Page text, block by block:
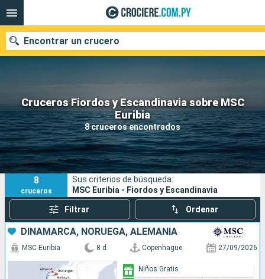
Cruceros Fiordos y Escandinavia sobre MSC
Euribia
8 cruceros encontrados
Encontrar un crucero
Nuestros destinos
Fecha de salida
Puertos Compañías
Buscar
8
cruceros
Sus criterios de búsqueda:
MSC Euribia - Fiordos y Escandinavia
Filtrar Ordenar
DINAMARCA, NORUEGA, ALEMANIA
MSC Euribia 8 d Copenhague 27/09/2026
Niños Gratis